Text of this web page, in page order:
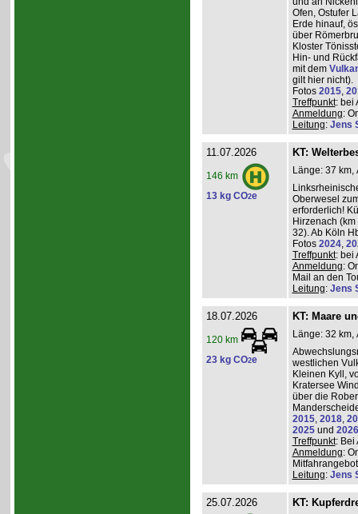
Ofen, Ostufer
Erde hinauf,
über
Kloster
Hin- und
mit dem
gilt hier nicht).
Fotos 2015,
Treffpunkt: bei
Anmeldung:
Leitung: Jens
11.07.2026
146 km
13 kg CO2e
KT:
Länge: 37 km,
Oberwesel
erforderlich!
Hirzenach
32). Ab Köln
Fotos 2024,
Treffpunkt: bei
Anmeldung:
Mail an den
Leitung: Jens
18.07.2026
120 km
23 kg CO2e
KT: Maare
Länge: 32 km,
westlichen
Kleinen Kyll,
Kratersee
über die
2015, 2018,
2025und 2026
Treffpunkt: Bei
Anmeldung:
Leitung: Jens
25.07.2026 KT: